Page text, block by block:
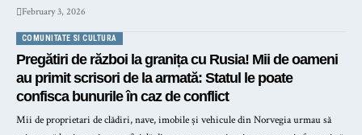
February 3, 2026
COMUNITATE SI CULTURA
Pregătiri de război la granița cu Rusia! Mii de oameni
au primit scrisori de la armată: Statul le poate
confisca bunurile în caz de conflict
Mii de proprietari de clădiri, nave, imobile și vehicule din Norvegia urmau să